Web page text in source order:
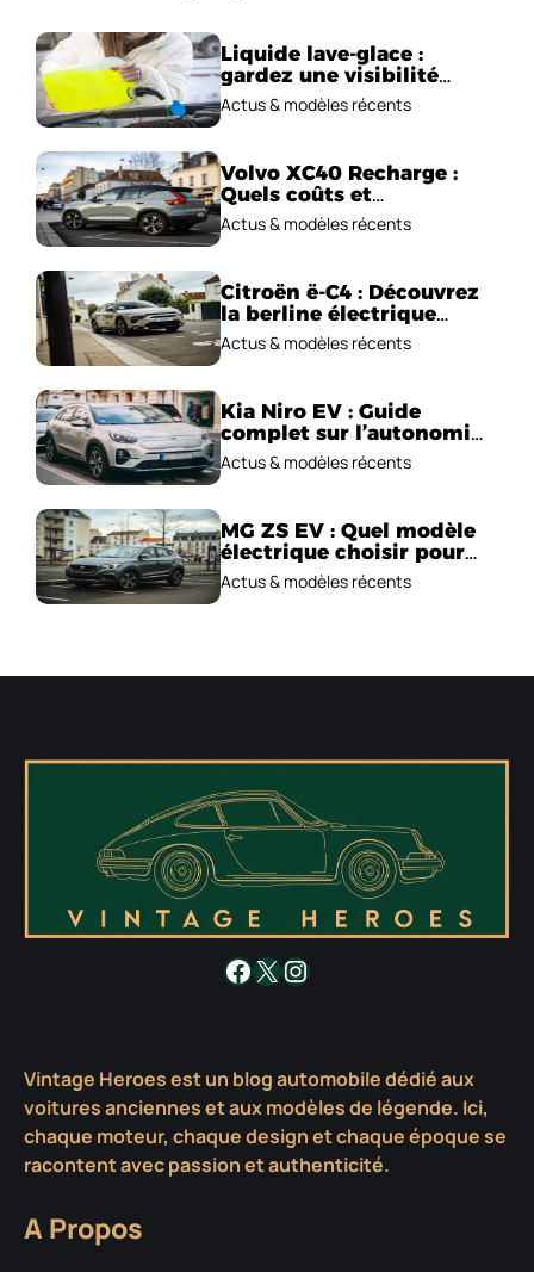
Liquide lave-glace :
gardez une visibilité
parfaite en voiture
Actus & modèles récents
Volvo XC40 Recharge :
Quels coûts et
performances
électriques ?
Actus & modèles récents
Citroën ë-C4 : Découvrez
la berline électrique
emblématique!
Actus & modèles récents
Kia Niro EV : Guide
complet sur l’autonomie
et le prix !
Actus & modèles récents
MG ZS EV : Quel modèle
électrique choisir pour
2026 ?
Actus & modèles récents
Facebook
X Instagram
Vintage Heroes est un blog automobile dédié aux
voitures anciennes et aux modèles de légende. Ici,
chaque moteur, chaque design et chaque époque se
racontent avec passion et authenticité.
A Propos